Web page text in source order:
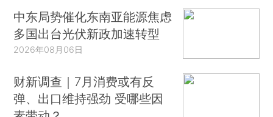
中东局势催化东南亚能源焦虑
多国出台光伏新政加速转型
2026年08月06日
财新调查｜7月消费或有反
弹、出口维持强劲 受哪些因